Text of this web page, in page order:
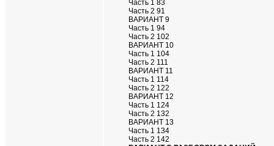
Часть 1 83
Часть 2 91
ВАРИАНТ 9
Часть 1 94
Часть 2 102
ВАРИАНТ 10
Часть 1 104
Часть 2 111
ВАРИАНТ 11
Часть 1 114
Часть 2 122
ВАРИАНТ 12
Часть 1 124
Часть 2 132
ВАРИАНТ 13
Часть 1 134
Часть 2 142